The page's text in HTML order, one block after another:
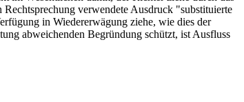
verwendete Ausdruck "substituierte
in Wiedererwägung ziehe, wie dies der
abweichenden Begründung schützt, ist Ausfluss